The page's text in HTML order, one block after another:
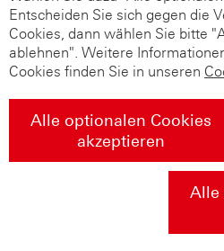
Entscheiden Sie sich gegen die
Cookies, dann wählen Sie bitte
ablehnen". Weitere
Cookies finden Sie in unseren
Alle optionalen Cookies
akzeptieren
Alle